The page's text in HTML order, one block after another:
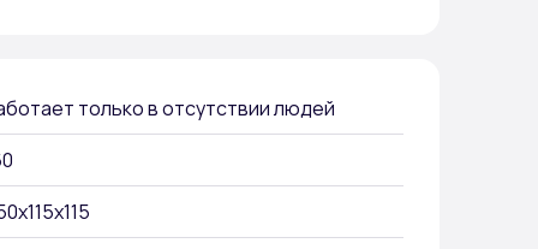
только в отсутствии людей